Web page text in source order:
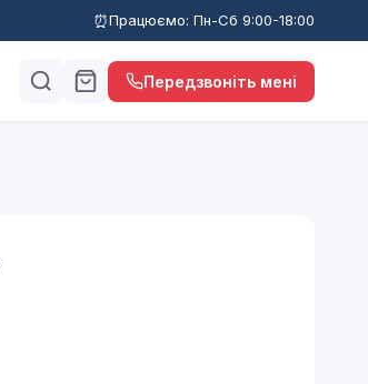
Працюємо: Пн-Сб 9:00-18:00
Передзвоніть мені